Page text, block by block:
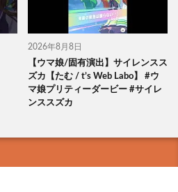
2026年8月8日
【ウマ娘/固有演出】サイレンスス
ズカ【たむ / t’s Web Labo】 #ウ
マ娘プリティーダービー #サイレ
ンススズカ